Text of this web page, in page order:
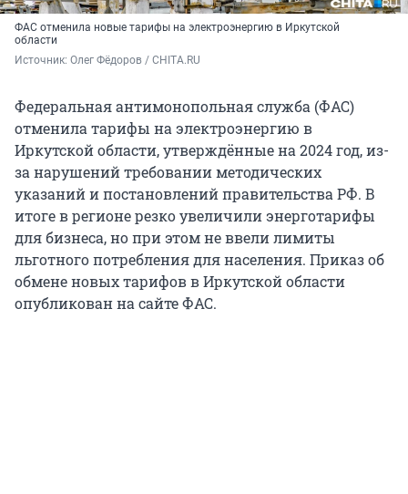
ФАС отменила новые тарифы на электроэнергию в Иркутской
области
Источник: Олег Фёдоров / CHITA.RU
Федеральная антимонопольная служба (ФАС)
отменила тарифы на электроэнергию в
Иркутской области, утверждённые на 2024 год, из-
за нарушений требовании методических
указаний и постановлений правительства РФ. В
итоге в регионе резко увеличили энерготарифы
для бизнеса, но при этом не ввели лимиты
льготного потребления для населения. Приказ об
обмене новых тарифов в Иркутской области
опубликован на сайте ФАС.